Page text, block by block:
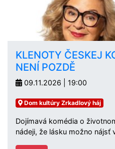
KLENOTY ČESKEJ
NENÍ POZDĚ
09.11.2026 | 19:00
Dom kultúry Zrkadlový háj
Dojímavá komédia o
nádeji, že lásku možno nájsť